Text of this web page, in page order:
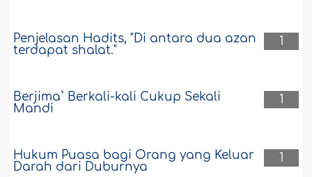
1
Penjelasan Hadits, "Di antara dua azan
terdapat shalat."
1
Berjima` Berkali-kali Cukup Sekali
Mandi
1
Hukum Puasa bagi Orang yang Keluar
Darah dari Duburnya